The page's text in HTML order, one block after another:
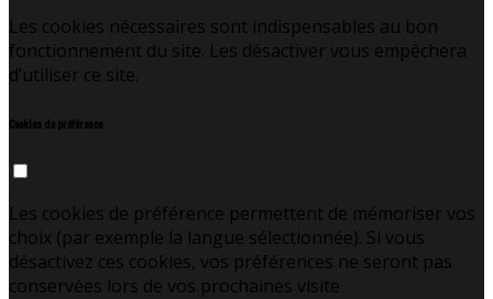
Les cookies nécessaires sont indispensables au bon
fonctionnement du site. Les désactiver vous empêchera
d’utiliser ce site.
Cookies de préférence
Les cookies de préférence permettent de mémoriser vos
choix (par exemple la langue sélectionnée). Si vous
désactivez ces cookies, vos préférences ne seront pas
conservées lors de vos prochaines visite